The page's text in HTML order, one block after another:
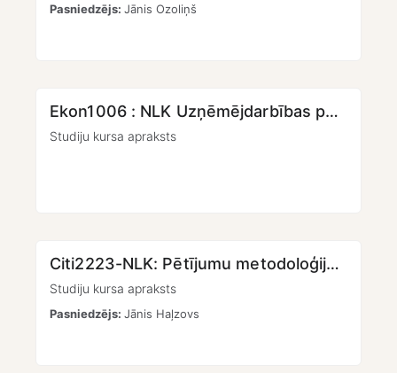
Pasniedzējs: Jānis Ozoliņš
Ekon1006 : NLK Uzņēmējdarbības pamati
Studiju kursa apraksts
Citi2223-NLK: Pētījumu metodoloģija [KMPO]
Studiju kursa apraksts
Pasniedzējs: Jānis Haļzovs